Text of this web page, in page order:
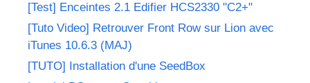
[Test] Enceintes 2.1 Edifier HCS2330 "C2+"
[Tuto Video] Retrouver Front Row sur Lion avec
iTunes 10.6.3 (MAJ)
[TUTO] Installation d'une SeedBox